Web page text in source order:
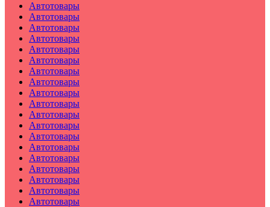
Автотовары
Автотовары
Автотовары
Автотовары
Автотовары
Автотовары
Автотовары
Автотовары
Автотовары
Автотовары
Автотовары
Автотовары
Автотовары
Автотовары
Автотовары
Автотовары
Автотовары
Автотовары
Автотовары